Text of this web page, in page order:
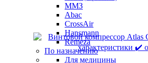
ММЗ
Abac
CrossAir
Hansmann
Remeza
По назначению
Для медицины